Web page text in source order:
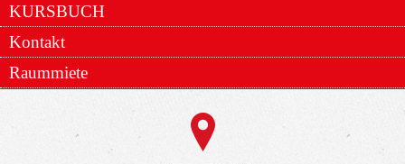
KURSBUCH
Kontakt
Raummiete